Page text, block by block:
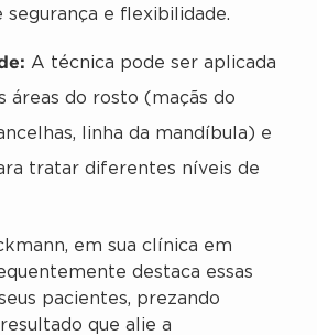
segurança e flexibilidade.
A técnica pode ser aplicada
áreas do rosto (maçãs do
linha da mandíbula) e
tratar diferentes níveis de
em sua clínica em
destaca essas
pacientes, prezando
que alie a